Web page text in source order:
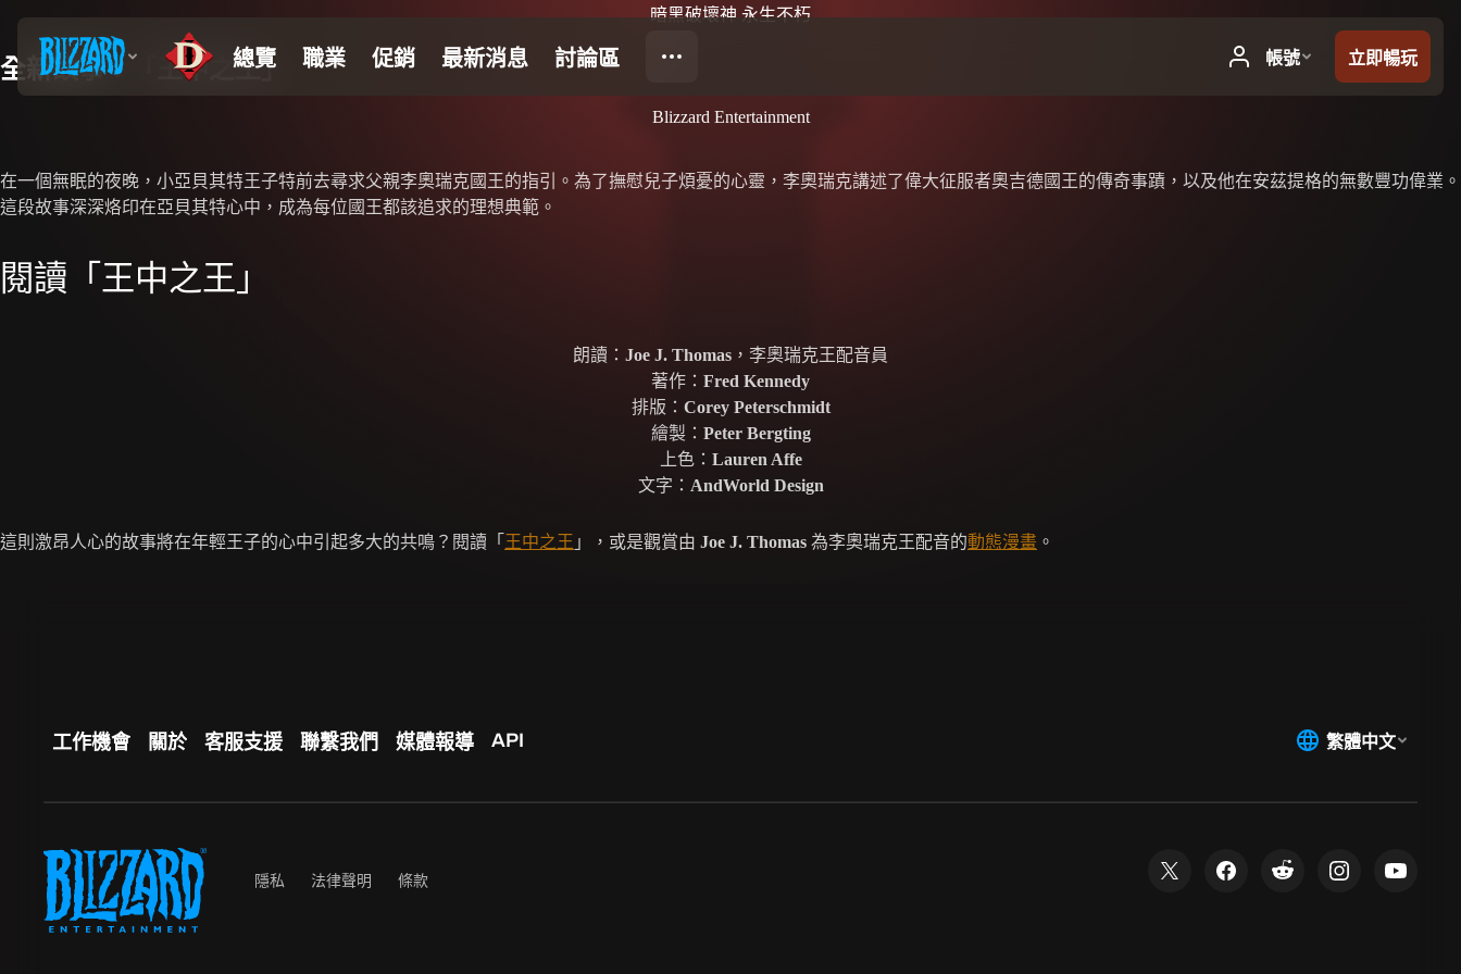
暗黑破壞神 永生不朽
全新故事：「王中之王」
Blizzard Entertainment
在一個無眠的夜晚，小亞貝其特王子特前去尋求父親李奧瑞克國王的指引。為了撫慰兒子煩憂的心靈，李奧瑞克講述了偉大征服者奧吉德國王的傳奇事蹟，以及他在安茲提格的無數豐功偉業。
這段故事深深烙印在亞貝其特心中，成為每位國王都該追求的理想典範。
閱讀「王中之王」
朗讀： Joe J. Thomas ，李奧瑞克王配音員
著作： Fred Kennedy
排版： Corey Peterschmidt
繪製： Peter Bergting
上色： Lauren Affe
文字： AndWorld Design
這則激昂人心的故事將在年輕王子的心中引起多大的共鳴？閱讀「 王中之王 」，或是觀賞由 Joe J. Thomas 為李奧瑞克王配音的動態漫畫 。